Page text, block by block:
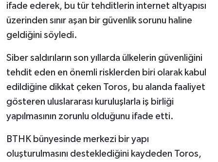
ifade ederek, bu tür tehditlerin internet altyapısı
üzerinden sınır aşan bir güvenlik sorunu haline
geldiğini söyledi.
Siber saldırıların son yıllarda ülkelerin güvenliğini
tehdit eden en önemli risklerden biri olarak kabul
edildiğine dikkat çeken Toros, bu alanda faaliyet
gösteren uluslararası kuruluşlarla iş birliği
yapılmasının zorunlu olduğunu ifade etti.
BTHK bünyesinde merkezi bir yapı
oluşturulmasını desteklediğini kaydeden Toros,